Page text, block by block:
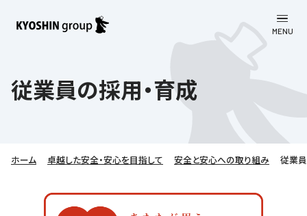
MENU
会社案内
教育理念
学びの成果
サステナビリティ
株主・投資家向け情報
従業員の採用・育成
ホーム 卓越した安全・安心を目指して 安全と安心への取り組み 従業